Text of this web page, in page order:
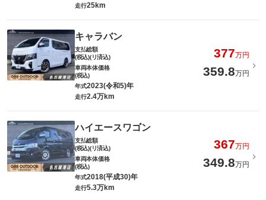
走行25km
キャラバン
支払総額
(税込)(リ済込)
377万円
車両本体価格
(税込)
359.8万円
年式2023(令和5)年
走行2.4万km
ハイエースワゴン
支払総額
(税込)(リ済込)
367万円
車両本体価格
(税込)
349.8万円
年式2018(平成30)年
走行5.3万km